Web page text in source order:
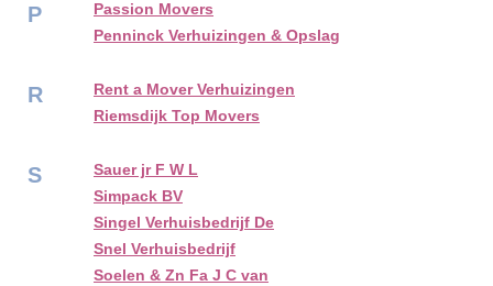
P
Passion Movers
Penninck Verhuizingen & Opslag
R
Rent a Mover Verhuizingen
Riemsdijk Top Movers
S
Sauer jr F W L
Simpack BV
Singel Verhuisbedrijf De
Snel Verhuisbedrijf
Soelen & Zn Fa J C van